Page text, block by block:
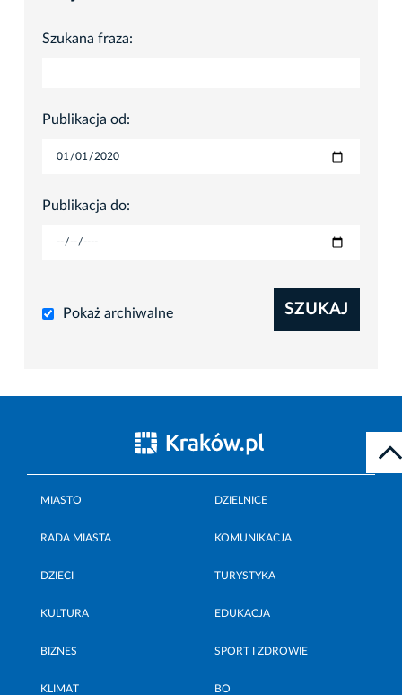
Szukana fraza:
Publikacja od:
Publikacja do:
Pokaż archiwalne SZUKAJ
MIASTO DZIELNICE
RADA MIASTA KOMUNIKACJA
DZIECI TURYSTYKA
KULTURA EDUKACJA
BIZNES SPORT I ZDROWIE
KLIMAT BO